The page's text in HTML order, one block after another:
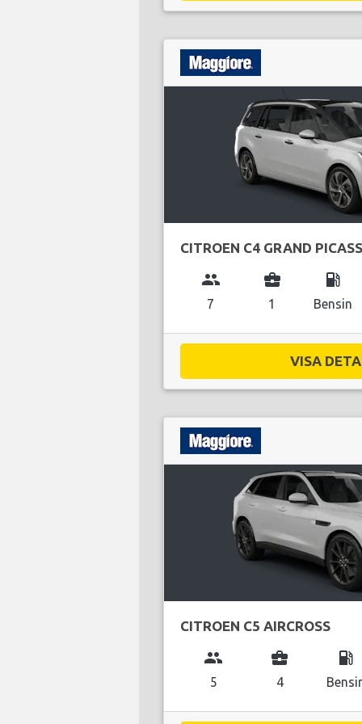
CITROEN C4 GRAND
group
7
business_center
1
local_gas_station
Bensin
VISA
CITROEN C5 AIRCROSS
group
5
business_center
4
local_gas_station